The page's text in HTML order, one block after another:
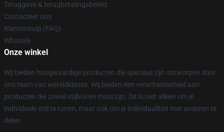
Teruggave & terugbetalingsbeleid
Contacteer ons
Klantenhulp (FAQ)
Whosale
Onze winkel
Wij bieden hoogwaardige producten die speciaal zijn ontworpen door
ons team van wereldklasse. Wij bieden een verscheidenheid aan
producten die zowel stijlvol en mooi zijn. Dit is niet alleen om je
individuele stijl te tonen, maar ook om je individualiteit met anderen te
delen.